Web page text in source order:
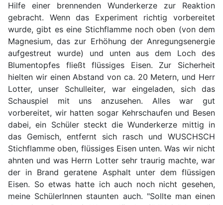
Hilfe einer brennenden Wunderkerze zur Reaktion
gebracht. Wenn das Experiment richtig vorbereitet
wurde, gibt es eine Stichflamme noch oben (von dem
Magnesium, das zur Erhöhung der Anregungsenergie
aufgestreut wurde) und unten aus dem Loch des
Blumentopfes fließt flüssiges Eisen. Zur Sicherheit
hielten wir einen Abstand von ca. 20 Metern, und Herr
Lotter, unser Schulleiter, war eingeladen, sich das
Schauspiel mit uns anzusehen. Alles war gut
vorbereitet, wir hatten sogar Kehrschaufen und Besen
dabei, ein Schüler steckt die Wunderkerze mittig in
das Gemisch, entfernt sich rasch und WUSCHSCH
Stichflamme oben, flüssiges Eisen unten. Was wir nicht
ahnten und was Herrn Lotter sehr traurig machte, war
der in Brand geratene Asphalt unter dem flüssigen
Eisen. So etwas hatte ich auch noch nicht gesehen,
meine SchülerInnen staunten auch. "Sollte man einen